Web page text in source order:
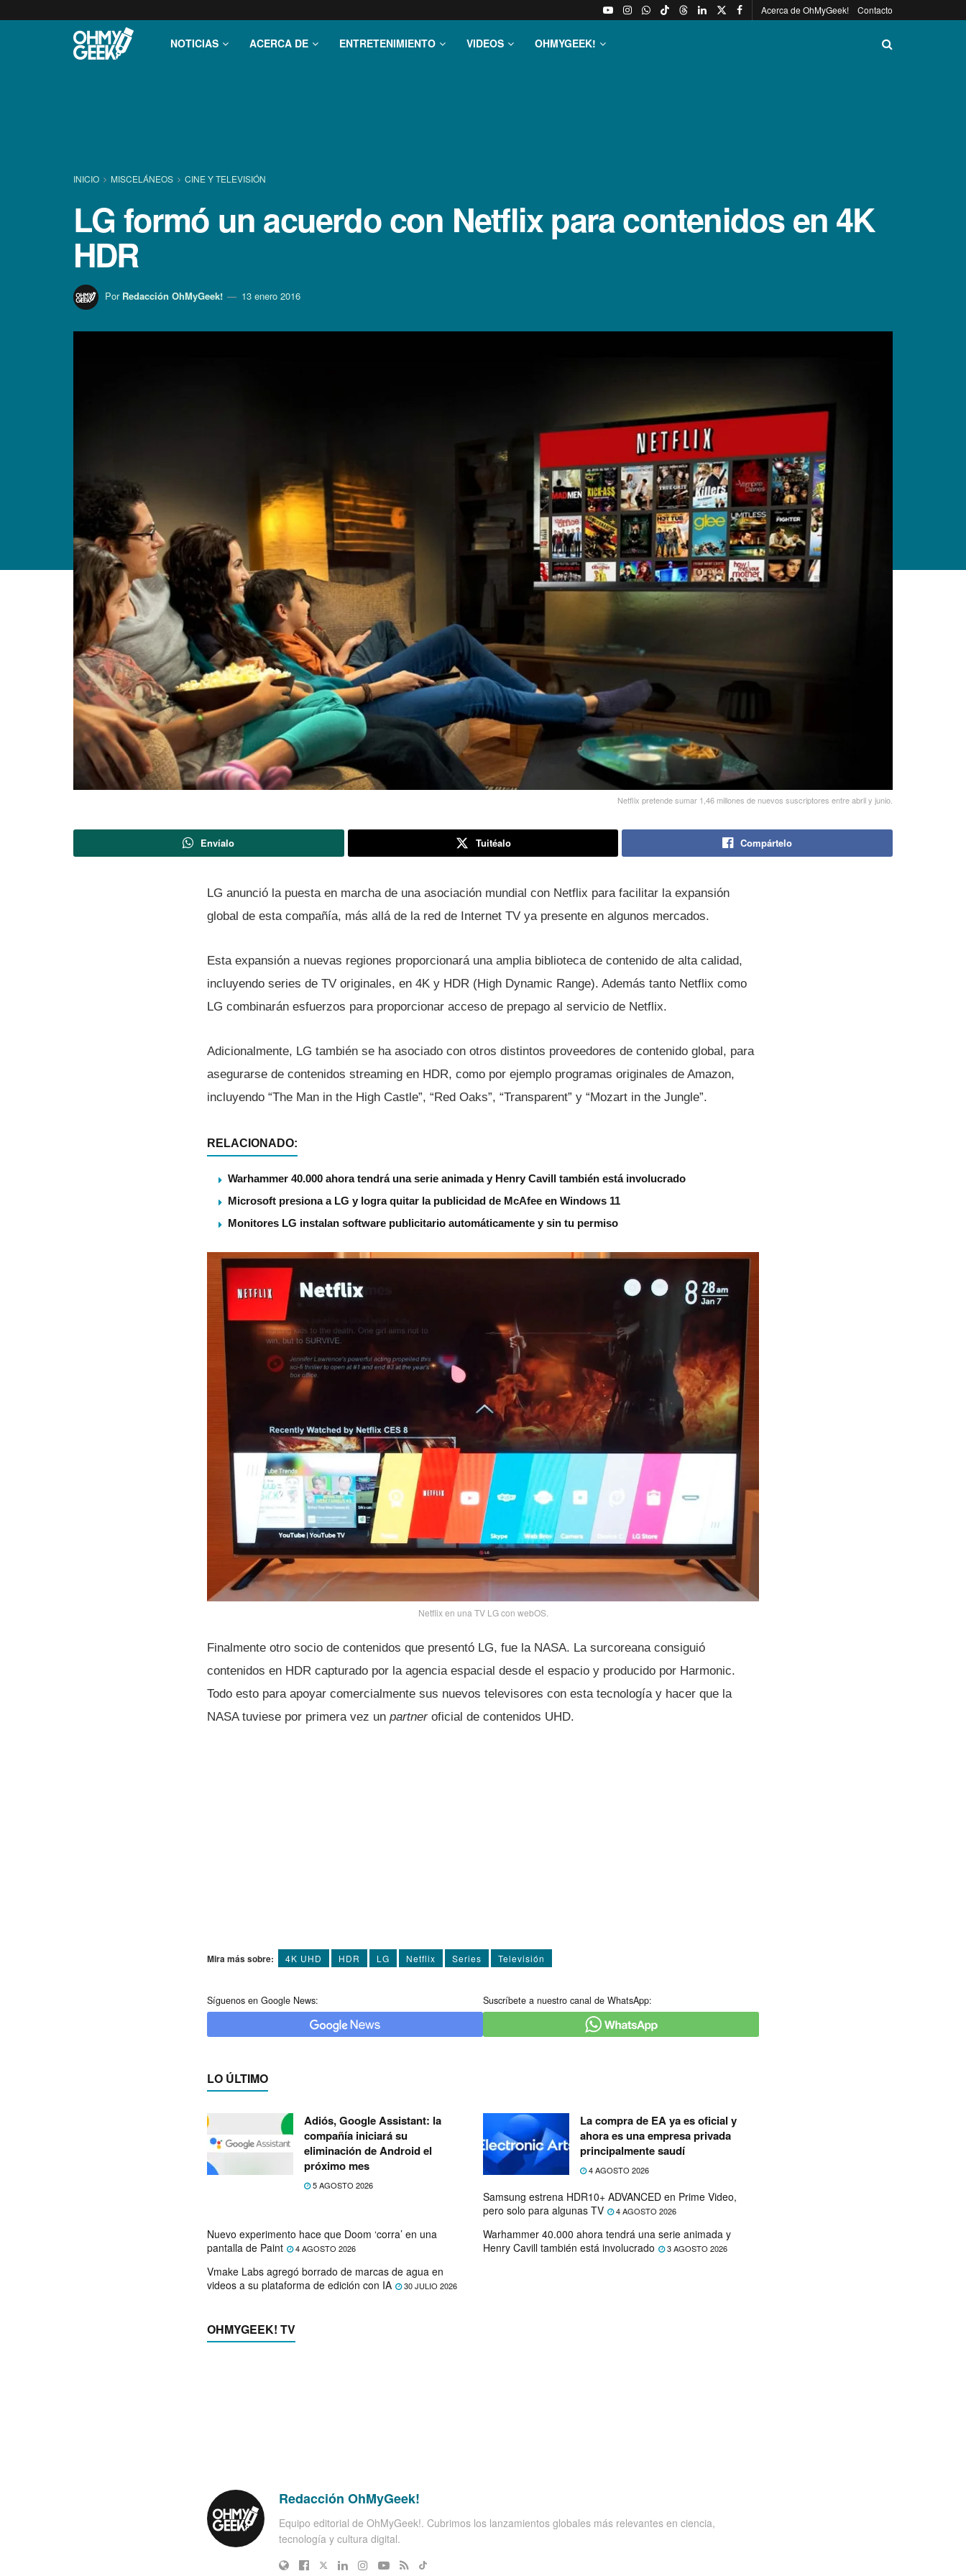
Acerca de OhMyGeek! Contacto
NOTICIAS ACERCA DE ENTRETENIMIENTO VIDEOS OHMYGEEK!
INICIO MISCELÁNEOS CINE Y TELEVISIÓN
LG formó un acuerdo con Netflix para contenidos en 4K
HDR
Por Redacción OhMyGeek! 13 enero 2016
Netflix pretende sumar 1,46 millones de nuevos suscriptores entre abril y junio.
Envíalo Tuitéalo Compártelo
LG anunció la puesta en marcha de una asociación mundial con Netflix para facilitar la expansión
global de esta compañí­a, más allá de la red de Internet TV ya presente en algunos mercados.
Esta expansión a nuevas regiones proporcionará una amplia biblioteca de contenido de alta calidad,
incluyendo series de TV originales, en 4K y HDR (High Dynamic Range). Además tanto Netflix como
LG combinarán esfuerzos para proporcionar acceso de prepago al servicio de Netflix.
Adicionalmente, LG también se ha asociado con otros distintos proveedores de contenido global, para
asegurarse de contenidos streaming en HDR, como por ejemplo programas originales de Amazon,
incluyendo “The Man in the High Castle”, “Red Oaks”, “Transparent” y “Mozart in the Jungle”.
RELACIONADO:
Warhammer 40.000 ahora tendrá una serie animada y Henry Cavill también está involucrado
Microsoft presiona a LG y logra quitar la publicidad de McAfee en Windows 11
Monitores LG instalan software publicitario automáticamente y sin tu permiso
Netflix en una TV LG con webOS.
Finalmente otro socio de contenidos que presentó LG, fue la NASA. La surcoreana consiguió
contenidos en HDR capturado por la agencia espacial desde el espacio y producido por Harmonic.
Todo esto para apoyar comercialmente sus nuevos televisores con esta tecnologí­a y hacer que la
NASA tuviese por primera vez un partneroficial de contenidos UHD.
Mira más sobre: 4K UHD HDR LG Netflix Series Televisión
Síguenos en Google News: Suscríbete a nuestro canal de WhatsApp:
LO ÚLTIMO
Adiós, Google Assistant: la
compañía iniciará su
eliminación de Android el
próximo mes
5 AGOSTO 2026
La compra de EA ya es oficial y
ahora es una empresa privada
principalmente saudí
4 AGOSTO 2026
Samsung estrena HDR10+ ADVANCED en Prime Video,
pero solo para algunas TV
4 AGOSTO 2026
Nuevo experimento hace que Doom ‘corra’ en una
pantalla de Paint
4 AGOSTO 2026
Warhammer 40.000 ahora tendrá una serie animada y
Henry Cavill también está involucrado
3 AGOSTO 2026
Vmake Labs agregó borrado de marcas de agua en
videos a su plataforma de edición con IA
30 JULIO 2026
OHMYGEEK! TV
Redacción OhMyGeek!
Equipo editorial de OhMyGeek!. Cubrimos los lanzamientos globales más relevantes en ciencia,
tecnología y cultura digital.